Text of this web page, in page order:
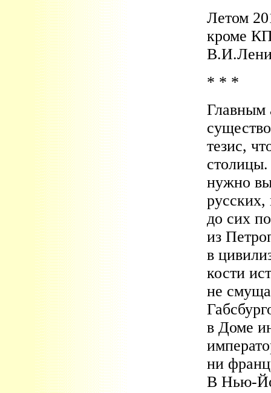
Летом
кроме
* * *
Главным
тезис,
столицы.
нужно
русских,
до сих
из
в
кости
не
в Доме
ни
В Нью-